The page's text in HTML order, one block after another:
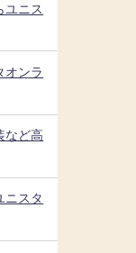
ユニス
オンラ
など高
ニスタ